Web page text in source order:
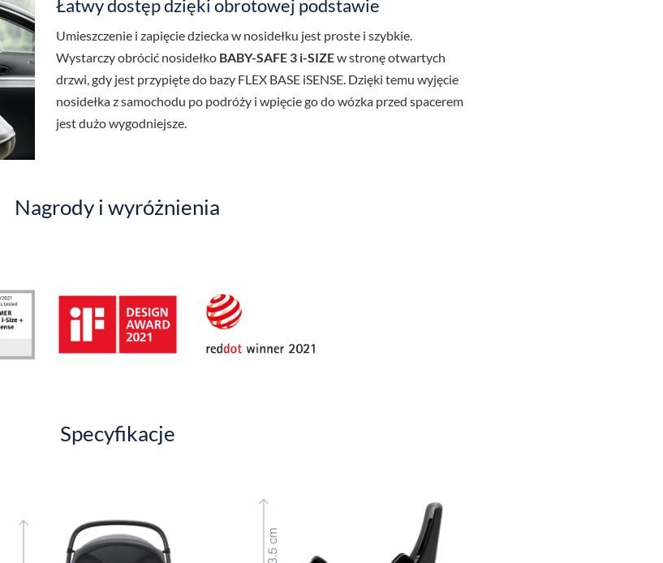
Łatwy dostęp dzięki obrotowej podstawie
Umieszczenie i zapięcie dziecka w nosidełku jest proste i szybkie.
Wystarczy obrócić nosidełko BABY-SAFE 3 i-SIZEw stronę otwartych
drzwi, gdy jest przypięte do bazy FLEX BASE iSENSE. Dzięki temu wyjęcie
nosidełka z samochodu po podróży i wpięcie go do wózka przed spacerem
jest dużo wygodniejsze.
Nagrody i wyróżnienia
Specyfikacje